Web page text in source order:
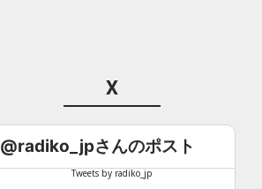
X
@radiko_jpさんのポスト
Tweets by radiko_jp